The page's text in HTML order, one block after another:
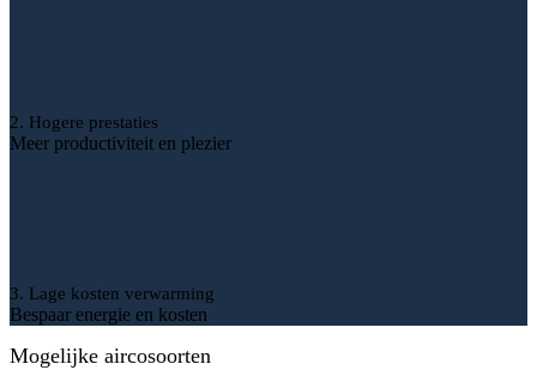
2. Hogere prestaties
Meer productiviteit en plezier
3. Lage kosten verwarming
Bespaar energie en kosten
Mogelijke aircosoorten